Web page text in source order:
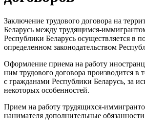
Заключение трудового договора на
Беларусь между трудящимся-
Республики Беларусь осуществляется в
определенном законодательством
Оформление приема на работу
ним трудового договора производится в
с гражданами Республики Беларусь, за
некоторых особенностей.
Прием на работу трудящихся-
нанимателя дополнительные